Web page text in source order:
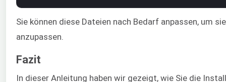
Sie können diese Dateien nach Bedarf anpassen, um
anzupassen.
Fazit
In dieser Anleitung haben wir gezeigt, wie Sie die